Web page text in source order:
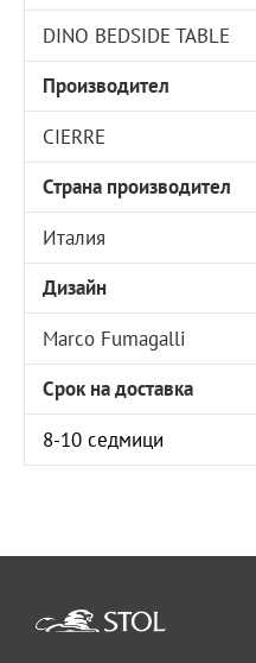
DINO BEDSIDE TABLE
Производител
CIERRE
Страна производител
Италия
Дизайн
Marco Fumagalli
Срок на доставка
8-10 седмици